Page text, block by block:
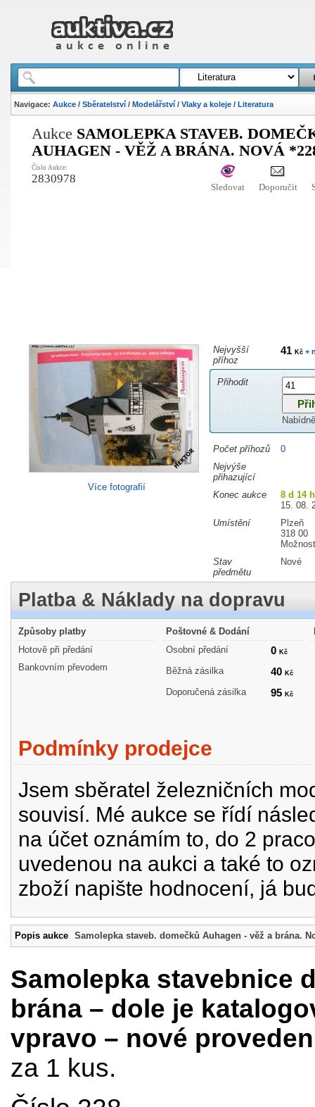
Navigace: Aukce/ Sběratelství/ Modelářství/ Vlaky a koleje/ Literatura
Aukce SAMOLEPKA STAVEB.
AUHAGEN - VĚŽ A BRÁNA. NOVÁ
Číslo Aukce:
2830978
Sledovat Doporučit
Více fotografií
Nejvyšší
příhoz
41 Kč+
Přihodit
Počet příhozů
0
Nejvýše
přihazující
Konec aukce
8 d 14
15. 08.
Umístění
Plzeň
318 00
Stav
předmětu
Nové
Platba & Náklady na dopravu
Způsoby platby
Hotově při předání
Bankovním převodem
Poštovné & Dodání
Osobní předání
0 Kč
Běžná zásilka 40 Kč
Doporučená zásilka 95 Kč
Podmínky prodejce
Jsem sběratel železničních
souvisí. Mé aukce se řídí
na účet oznámím to, do 2
uvedenou na aukci a také to
zboží napište hodnocení, já
Popis aukce Samolepka staveb. domečků Auhagen - věž a brána.
Samolepka stavebnice
brána – dole je
vpravo – nové
za 1 kus.